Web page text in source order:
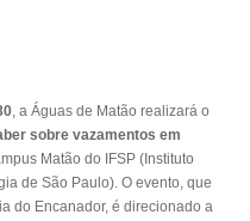
, a Águas de Matão realizará o
sobre vazamentos em
Matão do IFSP (Instituto
de São Paulo). O evento, que
do Encanador, é direcionado a